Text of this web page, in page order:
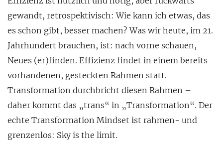
gewandt, retrospektivisch: Wie kann ich etwas, das
es schon gibt, besser machen? Was wir heute, im 21.
Jahrhundert brauchen, ist: nach vorne schauen,
Neues (er)finden. Effizienz findet in einem bereits
vorhandenen, gesteckten Rahmen statt.
Transformation durchbricht diesen Rahmen –
daher kommt das „trans“ in „Transformation“. Der
echte Transformation Mindset ist rahmen- und
grenzenlos: Sky is the limit.